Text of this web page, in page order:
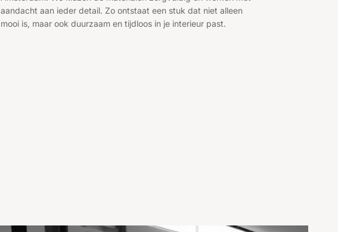
aandacht aan ieder detail. Zo ontstaat een stuk dat niet alleen
mooi is, maar ook duurzaam en tijdloos in je interieur past.